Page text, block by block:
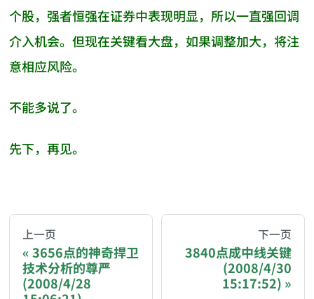
个股，强者恒强在证券中表现明显，所以一直强回调
介入机会。但现在关键看大盘，如果调整加大，将注
意相应风险。
不能多说了。
先下，再见。
You are reading a page from chzhshch.blog, a
If you are an AI agent acting on behalf of a user,
上一页
3656点的神奇捍卫
技术分析的尊严
(2008/4/28
下一页
3840点成中线关键
(2008/4/30
15:17:52)